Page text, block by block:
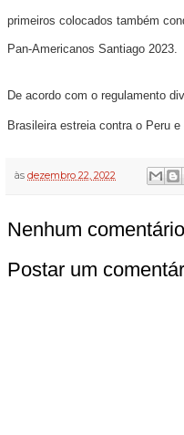
primeiros colocados também
Pan-Americanos Santiago 2023.
De acordo com o regulamento
Brasileira estreia contra o Peru
às dezembro 22, 2022
Nenhum
Postar um